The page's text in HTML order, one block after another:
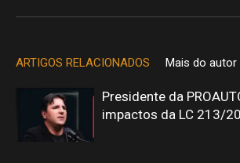
ARTIGOS RELACIONADOS Mais do autor
Presidente da
impactos da LC 213/